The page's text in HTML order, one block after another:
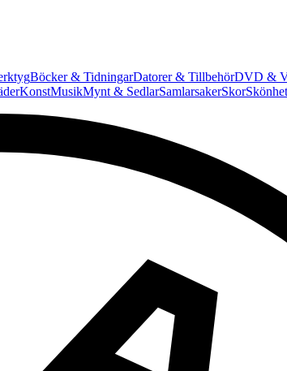
Böcker & TidningarDatorer & TillbehörDVD &
KonstMusikMynt & SedlarSamlarsakerSkorSkönhet